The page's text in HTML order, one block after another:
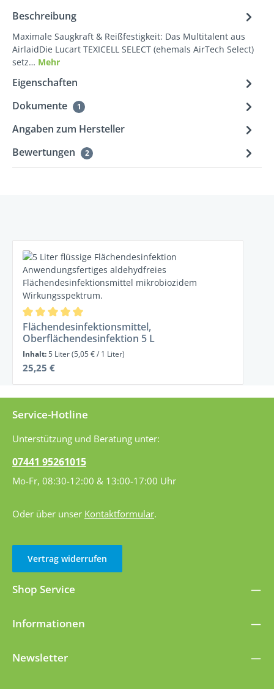
Beschreibung
Maximale Saugkraft & Reißfestigkeit: Das Multitalent aus
AirlaidDie Lucart TEXICELL SELECT (ehemals AirTech Select)
setz… Mehr
Eigenschaften
Dokumente
1
Angaben zum Hersteller
Bewertungen
2
Durchschnittliche Bewertung von 5 von 5 Sternen
Flächendesinfektionsmittel,
Oberflächendesinfektion 5 L
Inhalt:5 Liter(5,05 € / 1 Liter)
Regulärer Preis:
25,25 €
Service-Hotline
Unterstützung und Beratung unter:
07441 95261015
Mo-Fr, 08:30-12:00 & 13:00-17:00 Uhr
Oder über unser Kontaktformular.
Vertrag widerrufen
Shop Service
Informationen
Newsletter